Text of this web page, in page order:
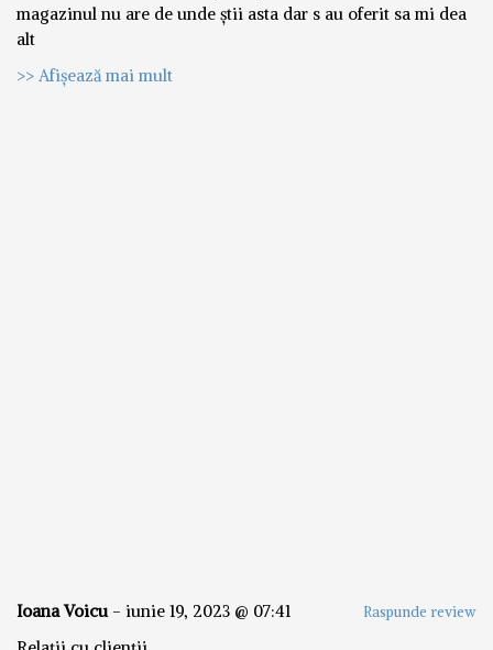
magazinul nu are de unde știi asta dar s au oferit sa mi dea
alt
>> Afișează mai mult
Ioana Voicu - iunie 19, 2023 @ 07:41 Raspunde review